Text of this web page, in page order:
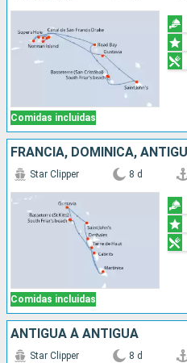
Comidas incluidas
Comidas incluidas
Star Clipper 8 d
ANTIGUA À ANTIGUA
Star Clipper 8 d